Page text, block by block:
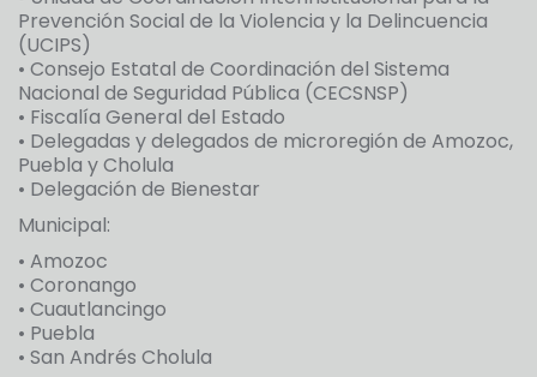
Prevención Social de la Violencia y la Delincuencia
(UCIPS)
• Consejo Estatal de Coordinación del Sistema
Nacional de Seguridad Pública (CECSNSP)
• Fiscalía General del Estado
• Delegadas y delegados de microregión de Amozoc,
Puebla y Cholula
• Delegación de Bienestar
Municipal:
• Amozoc
• Coronango
• Cuautlancingo
• Puebla
• San Andrés Cholula